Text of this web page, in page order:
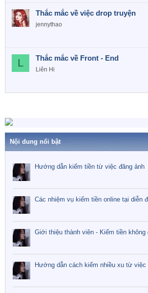
Thắc mắc về việc drop truyện
jennythao
L Thắc mắc về Front - End
Liên Hi
Nội dung nổi bật
Hướng dẫn kiếm tiền từ việc đăng ảnh
Các nhiệm vụ kiếm tiền online tại diễn
Giới thiệu thành viên - Kiếm tiền không
Hướng dẫn cách kiếm nhiều xu từ việc